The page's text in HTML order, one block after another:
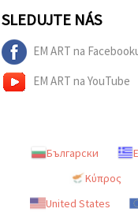
SLEDUJTE NÁS
EM ART na
EM ART na YouTube
Български
Κύπρος
United States